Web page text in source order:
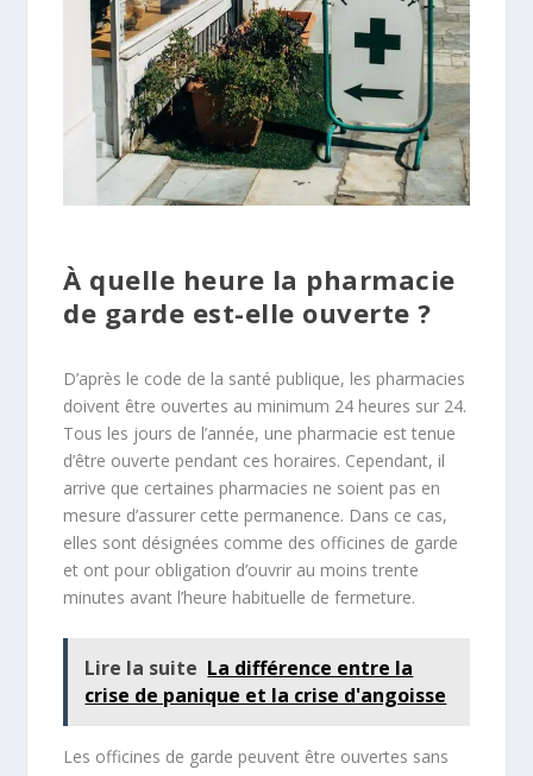
À quelle heure la pharmacie
de garde est-elle ouverte ?
D’après le code de la santé publique, les pharmacies
doivent être ouvertes au minimum 24 heures sur 24.
Tous les jours de l’année, une pharmacie est tenue
d’être ouverte pendant ces horaires. Cependant, il
arrive que certaines pharmacies ne soient pas en
mesure d’assurer cette permanence. Dans ce cas,
elles sont désignées comme des officines de garde
et ont pour obligation d’ouvrir au moins trente
minutes avant l’heure habituelle de fermeture.
Lire la suite La différence entre la
crise de panique et la crise d'angoisse
Les officines de garde peuvent être ouvertes sans